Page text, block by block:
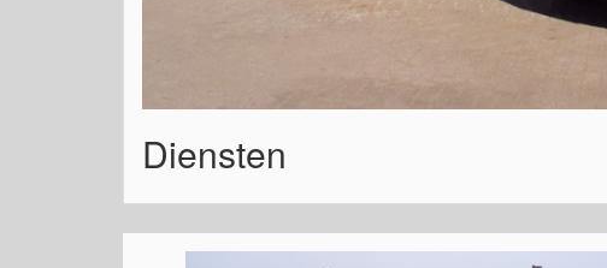
Diensten